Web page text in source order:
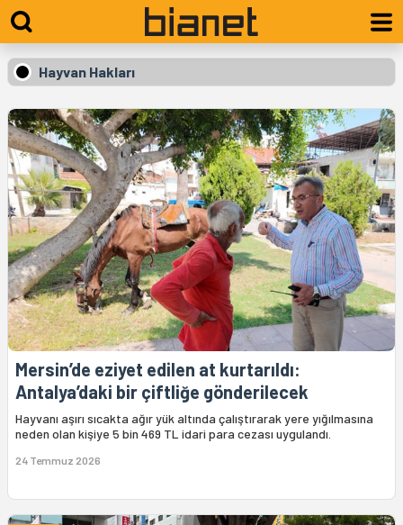
Hayvan Hakları
Mersin’de eziyet edilen at kurtarıldı:
Antalya’daki bir çiftliğe gönderilecek
Hayvanı aşırı sıcakta ağır yük altında çalıştırarak yere yığılmasına
neden olan kişiye 5 bin 469 TL idari para cezası uygulandı.
24 Temmuz 2026